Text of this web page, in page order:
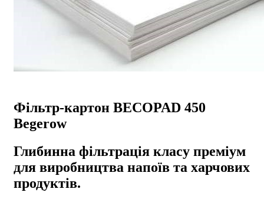
Фільтр-картон BECOPAD 450
Begerow
Глибинна фільтрація класу преміум
для виробництва напоїв та харчових
продуктів.